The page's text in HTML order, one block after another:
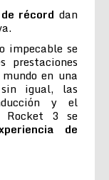
récord dan
impecable se
prestaciones
en una
igual, las
y el
Rocket 3 se
de